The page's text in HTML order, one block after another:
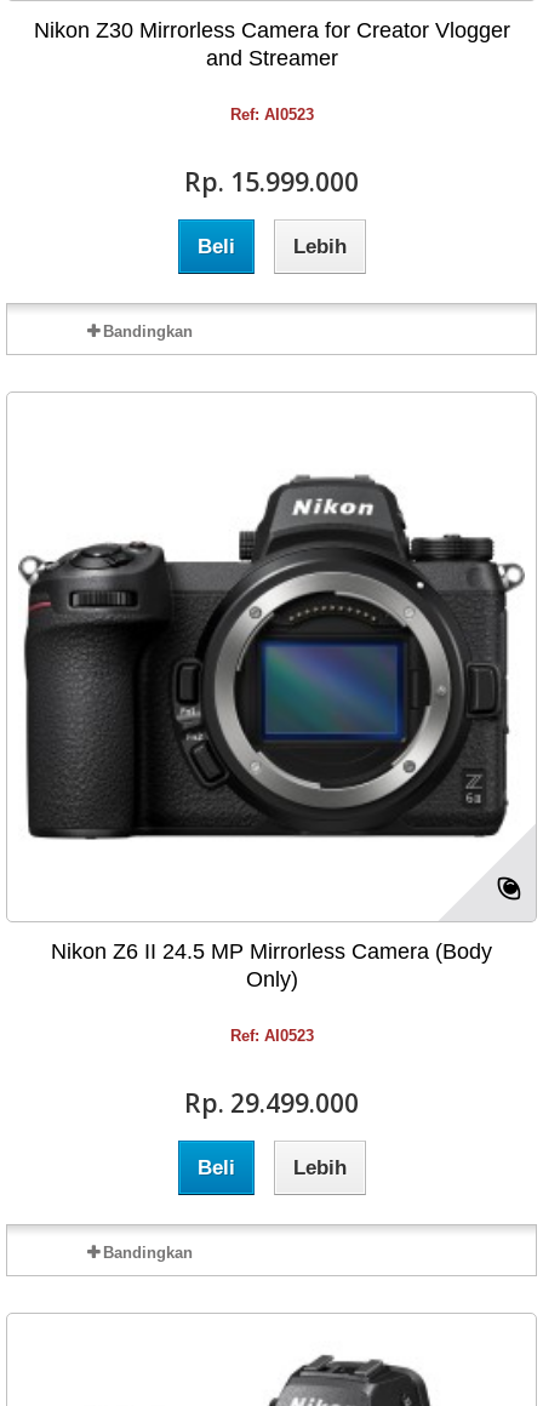
Nikon Z30 Mirrorless Camera for Creator Vlogger
and Streamer
Ref: AI0523
Rp‎. 15.999.000
Beli Lebih
Bandingkan
Nikon Z6 II 24.5 MP Mirrorless Camera (Body
Only)
Ref: AI0523
Rp‎. 29.499.000
Beli Lebih
Bandingkan